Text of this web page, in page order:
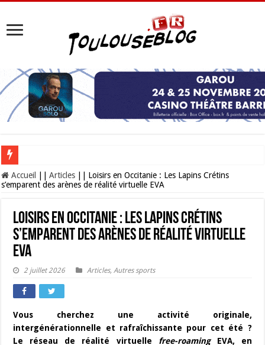
Les Nocturnes de la Cité de l’espace 2026 : l’événement incontournable de
Accueil Articles
Loisirs en Occitanie : Les Lapins Crétins
s’emparent des arènes de réalité virtuelle EVA
Loisirs en Occitanie : Les Lapins Crétins
s’emparent des arènes de réalité virtuelle
EVA
2 juillet 2026 Articles,Autres sports
Vous cherchez une activité originale,
intergénérationnelle et rafraîchissante pour cet été ?
Le réseau de réalité virtuelle free-roamingEVA, en